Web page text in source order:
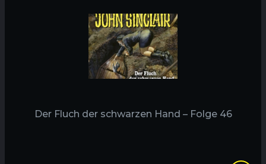
Der Fluch der schwarzen Hand – Folge 46